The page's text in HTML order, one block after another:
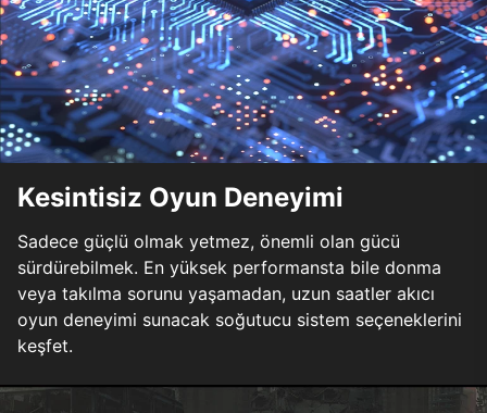
Kesintisiz Oyun Deneyimi
Sadece güçlü olmak yetmez, önemli olan gücü
sürdürebilmek. En yüksek performansta bile donma
veya takılma sorunu yaşamadan, uzun saatler akıcı
oyun deneyimi sunacak soğutucu sistem seçeneklerini
keşfet.